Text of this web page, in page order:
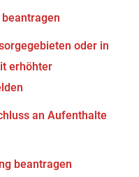
oder in
erhöhter
an Aufenthalte
beantragen